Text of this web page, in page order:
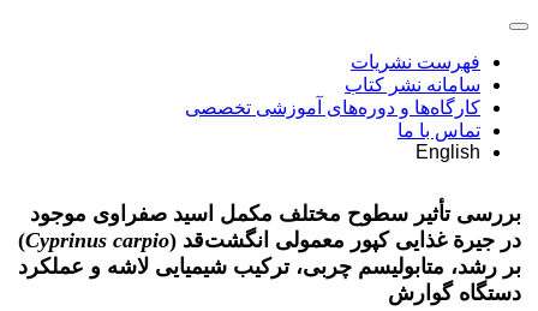
فهرست نشریات
سامانه نشر کتاب
کارگاه‌ها و دوره‌های آموزشی تخصصی
تماس با ما
English
بررسی تأثیر سطوح مختلف مکمل‌ اسید صفراوی موجود
در جیرة غذایی کپور معمولی انگشت‌قد (Cyprinus carpio
)
بر رشد، متابولیسم چربی، ترکیب شیمیایی لاشه و عملکرد
دستگاه گوارش